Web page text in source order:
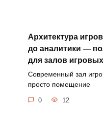
Архитектура
до аналитики —
для залов
Современный зал
просто помещение
0 12